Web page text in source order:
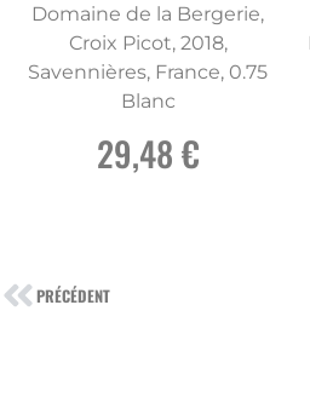
Domaine de la Bergerie,
Croix Picot, 2018,
Savennières, France, 0.75
Blanc
29,48 €
PRÉCÉDENT